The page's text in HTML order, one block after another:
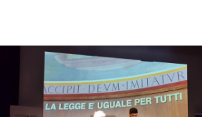
Evento_safety appeal